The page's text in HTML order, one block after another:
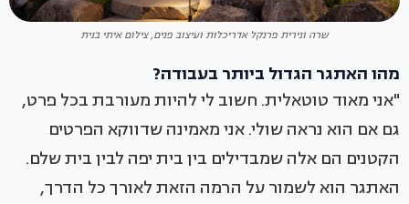
שרה ונירית פרנקל אדריכלות ועיצוב פנים, צילום איתי בנית
מהו האתגר הגדול ביותר בעבודה?
"אני מאוד טוטאלית. חשוב לי להיות מעורבת בכל פרט,
גם אם הוא נראה שולי. אני מאמינה שדווקא הפרטים
הקטנים הם אלה שמבדילים בין בית יפה לבין בית שלם.
האתגר הוא לשמור על הרמה הזאת לאורך כל הדרך,